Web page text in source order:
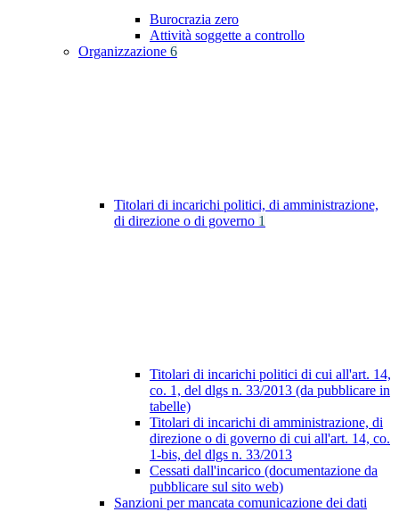
Burocrazia zero
Attività soggette a controllo
Organizzazione 6
Titolari di incarichi politici, di amministrazione,
di direzione o di governo 1
Titolari di incarichi politici di cui all'art. 14,
co. 1, del dlgs n. 33/2013 (da pubblicare in
tabelle)
Titolari di incarichi di amministrazione, di
direzione o di governo di cui all'art. 14, co.
1-bis, del dlgs n. 33/2013
Cessati dall'incarico (documentazione da
pubblicare sul sito web)
Sanzioni per mancata comunicazione dei dati